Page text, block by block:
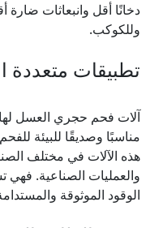
دخانًا أقل وانبعاثات ضارة
وللكوكب.
تطبيقات متعددة
آلات فحم حجري العسل لها
مناسبًا وصديقًا للبيئة
هذه الآلات في مختلف
والعمليات الصناعية.
الوقود الموثوقة